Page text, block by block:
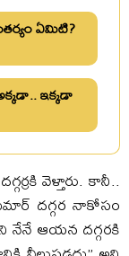
ఏమిటి?
ఇక్కడా
వెళ్తారు. కానీ..
దగ్గర నాకోసం
నేనే ఆయన దగ్గరకి